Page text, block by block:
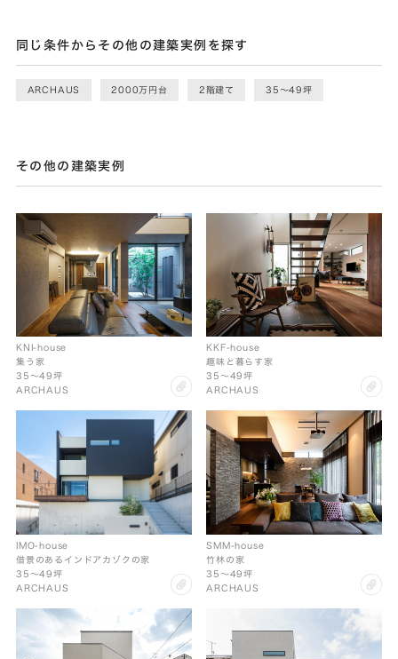
同じ条件からその他の建築実例を探す
ARCHAUS 2000万円台 2階建て 35〜49坪
その他の建築実例
clip
KNI-house
集う家
35〜49坪
ARCHAUS
KKF-house
趣味と暮らす家
35〜49坪
ARCHAUS
clip
IMO-house
借景のあるインドアカゾクの家
35〜49坪
ARCHAUS
SMM-house
竹林の家
35〜49坪
ARCHAUS